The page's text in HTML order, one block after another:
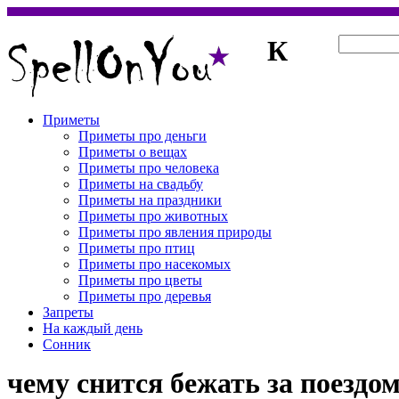
Приметы
Приметы про деньги
Приметы о вещах
Приметы про человека
Приметы на свадьбу
Приметы на праздники
Приметы про животных
Приметы про явления природы
Приметы про птиц
Приметы про насекомых
Приметы про цветы
Приметы про деревья
Запреты
На каждый день
Сонник
К
чему снится бежать за